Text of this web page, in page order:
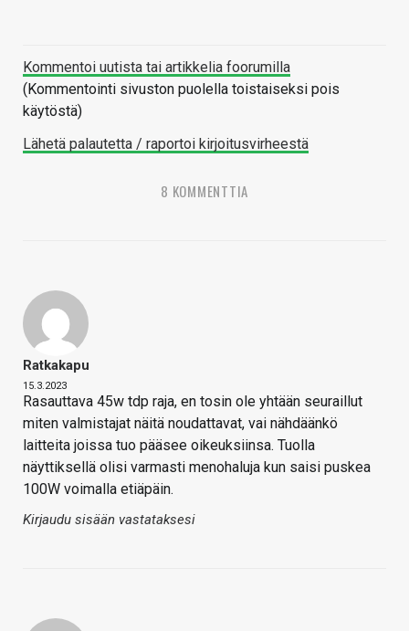
Kommentoi uutista tai artikkelia foorumilla
(Kommentointi sivuston puolella toistaiseksi pois
käytöstä)
Lähetä palautetta / raportoi kirjoitusvirheestä
8 KOMMENTTIA
Ratkakapu
15.3.2023
Rasauttava 45w tdp raja, en tosin ole yhtään seuraillut
miten valmistajat näitä noudattavat, vai nähdäänkö
laitteita joissa tuo pääsee oikeuksiinsa. Tuolla
näyttiksellä olisi varmasti menohaluja kun saisi puskea
100W voimalla etiäpäin.
Kirjaudu sisään vastataksesi